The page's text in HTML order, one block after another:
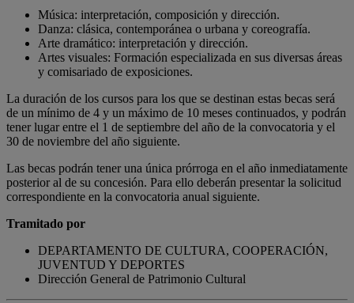
Música: interpretación, composición y dirección.
Danza: clásica, contemporánea o urbana y coreografía.
Arte dramático: interpretación y dirección.
Artes visuales: Formación especializada en sus diversas áreas
y comisariado de exposiciones.
La duración de los cursos para los que se destinan estas becas será
de un mínimo de 4 y un máximo de 10 meses continuados, y podrán
tener lugar entre el 1 de septiembre del año de la convocatoria y el
30 de noviembre del año siguiente.
Las becas podrán tener una única prórroga en el año inmediatamente
posterior al de su concesión. Para ello deberán presentar la solicitud
correspondiente en la convocatoria anual siguiente.
Tramitado por
DEPARTAMENTO DE CULTURA, COOPERACIÓN,
JUVENTUD Y DEPORTES
Dirección General de Patrimonio Cultural